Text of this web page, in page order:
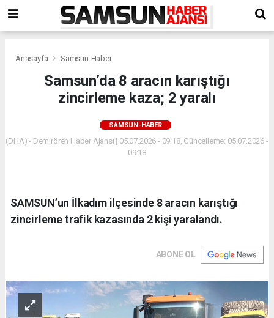
Anasayfa Samsun-Haber
Samsun’da 8 aracın karıştığı
zincirleme kaza; 2 yaralı
SAMSUN-HABER
(DHA) - Demirören Haber Ajansı | 05.07.2026 - 09:18, Güncelleme: 05.07.2026 -
09:18
SAMSUN’un İlkadım ilçesinde 8 aracın karıştığı
zincirleme trafik kazasında 2 kişi yaralandı.
ABONE OL